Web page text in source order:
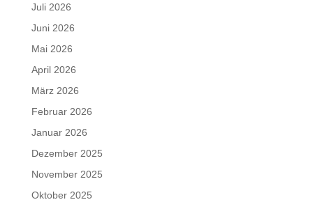
Juli 2026
Juni 2026
Mai 2026
April 2026
März 2026
Februar 2026
Januar 2026
Dezember 2025
November 2025
Oktober 2025